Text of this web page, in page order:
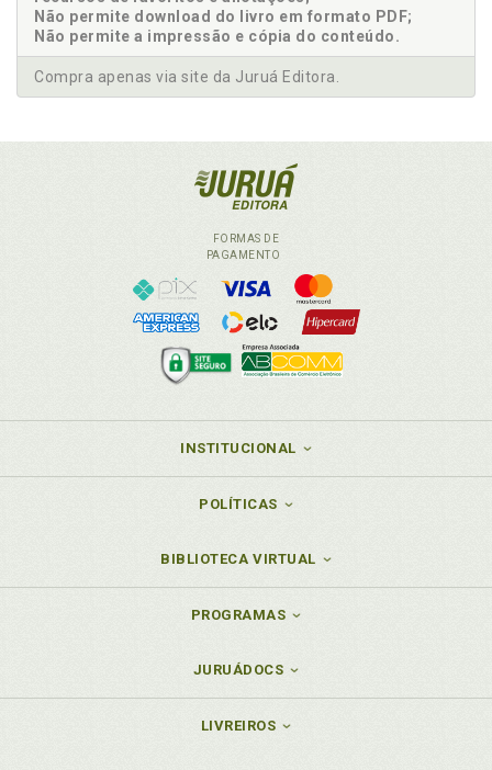
Não permite download do livro em formato PDF;
Não permite a impressão e cópia do conteúdo.
Compra apenas via site da Juruá Editora.
FORMAS DE
PAGAMENTO
INSTITUCIONAL
POLÍTICAS
BIBLIOTECA VIRTUAL
PROGRAMAS
JURUÁDOCS
LIVREIROS